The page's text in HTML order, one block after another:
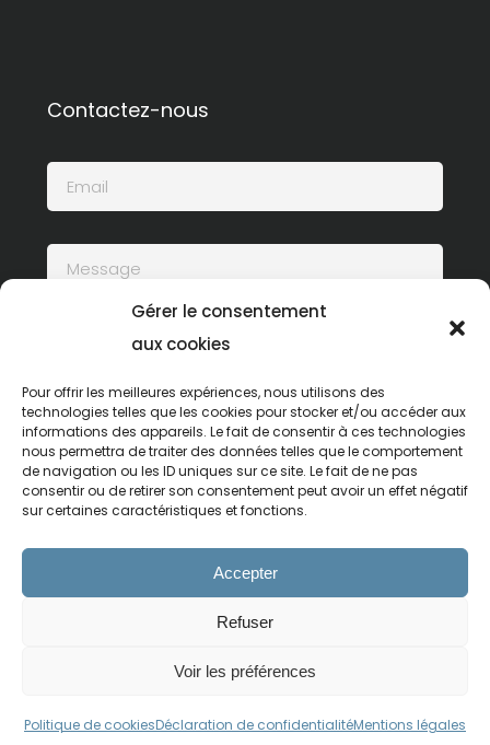
Gérer le consentement
aux cookies
Pour offrir les meilleures expériences, nous utilisons des
technologies telles que les cookies pour stocker et/ou accéder aux
informations des appareils. Le fait de consentir à ces technologies
nous permettra de traiter des données telles que le comportement
de navigation ou les ID uniques sur ce site. Le fait de ne pas
consentir ou de retirer son consentement peut avoir un effet négatif
sur certaines caractéristiques et fonctions.
Accepter
Refuser
Voir les préférences
Politique de cookiesDéclaration de confidentialitéMentions légales
Contactez-nous
Pour soumettre ce formulaire, vous devez
accepter notreDéclaration de
confidentialité